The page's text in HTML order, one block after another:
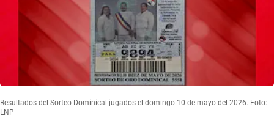
Resultados del Sorteo Dominical jugados el domingo 10 de mayo del 2026. Foto:
LNP